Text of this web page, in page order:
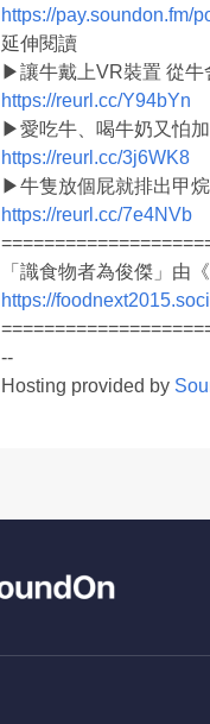
https://pay.soundon.fm/
延伸閱讀
▶讓牛戴上VR裝置 從牛
https://reurl.cc/Y94bYn
▶愛吃牛、喝牛奶又怕
https://reurl.cc/3j6WK8
▶牛隻放個屁就排出甲
https://reurl.cc/7e4NVb
「識食物者為俊傑」由
https://
--
Hosting provided by